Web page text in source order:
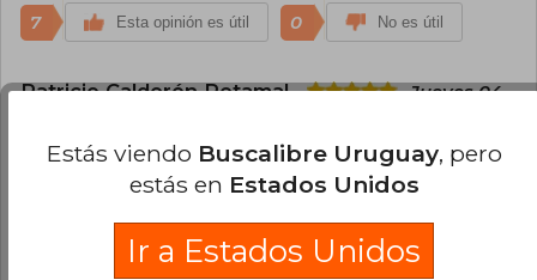
7 Esta opinión es útil 0 No es útil
Patricio Calderón Retamal
Jueves 04
Compra Verificada
Muy rápida la entrega de este libro y la lectura
también. Es ameno, explicativo, útil y ayuda
bastante a comprender como introducirse al
luneo financiero. Recomendable
Estás viendo Buscalibre Uruguay, pero
estás en Estados Unidos
Ir a Estados Unidos